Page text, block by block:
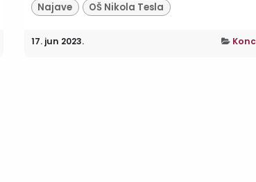
Najave
OŠ Nikola Tesla
17. jun 2023.